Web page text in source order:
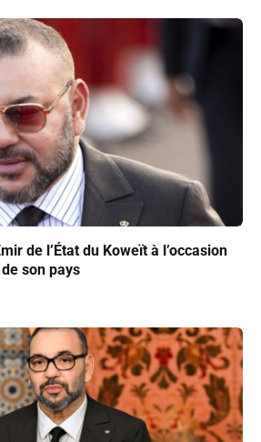
de l’État du Koweït à l’occasion
son pays